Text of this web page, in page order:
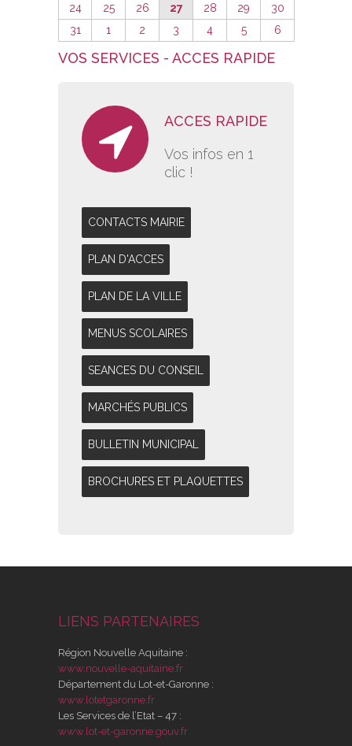
24
25 26 27 28 29
30
31
1 2 3 4 5 6
VOS SERVICES - ACCES RAPIDE
ACCES RAPIDE
Vos infos en 1
clic !
CONTACTS MAIRIE
PLAN D'ACCES
PLAN DE LA VILLE
MENUS SCOLAIRES
SEANCES DU CONSEIL
MARCHÉS PUBLICS
BULLETIN MUNICIPAL
BROCHURES ET PLAQUETTES
LIENS PARTENAIRES
Région Nouvelle Aquitaine :
www.nouvelle-aquitaine.fr
Département du Lot-et-Garonne :
www.lotetgaronne.fr
Les Services de l’Etat – 47 :
www.lot-et-garonne.gouv.fr